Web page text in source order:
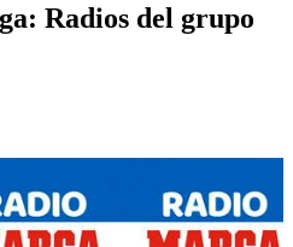
Radios del grupo